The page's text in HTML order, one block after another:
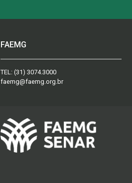
FAEMG
TEL: (31) 3074.3000
faemg@faemg.org.br